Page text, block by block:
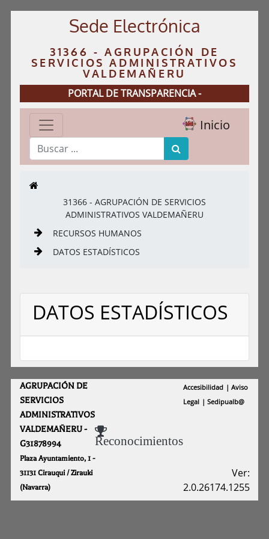
Sede Electrónica
31366 - AGRUPACIÓN DE
SERVICIOS ADMINISTRATIVOS
VALDEMAÑERU
PORTAL DE TRANSPARENCIA -
Inicio
31366 - AGRUPACIÓN DE SERVICIOS
ADMINISTRATIVOS VALDEMAÑERU
RECURSOS HUMANOS
DATOS ESTADÍSTICOS
DATOS ESTADÍSTICOS
AGRUPACIÓN DE
SERVICIOS
ADMINISTRATIVOS
VALDEMAÑERU -
G31878994
Plaza Ayuntamiento, 1 -
31131 Cirauqui / Zirauki
(Navarra)
Reconocimientos
Accesibilidad
Aviso
Legal
Sedipualb@
Ver:
2.0.26174.1255